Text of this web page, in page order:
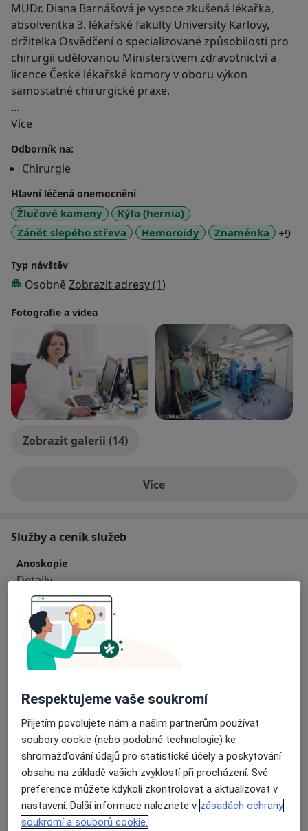
MUDr. Diana Barnášová je vysoce zkušená lékařka,
absolventka 3. lékařské fakulty University Karlovy,
držitelka Osvědčení o specializované způsobilosti pro
chirurgii udělovanou Ministerstvem zdravotnictví a
licence České lékařské komory v oboru výkon
samostatné chirurgické praxe.
Od roku 2004 pracuje jako samostatná lékařka na
klinice jednodenní chirurgie Palas Athena se
specializací na laparoskopické operace, kterých
provádí více než 300 ročně. Díky tomuto množství a
díky skutečnosti, že má minimální % komplikací při a
po operaci je klienty vyhledávána stále častěji.
Více
Odborník na:
Chirurgie
Hlavní léčená onemocnění
Žlučové kameny
Kýla (hernia)
Zánět slepého střeva
Hemoroidy Znaménka +9
Typ návštěv
Osobně Zobrazit adresy (1)
Fotografie a videa
Zobrazit galerii (14)
Víceo zkušenostech
Služby a ceník služeb
Anoskopie
Detaily
Laparoskopická operace kýly
Detaily
Laparoskopická operace slepého střeva
Laparoskopické odstranění žlučníku
Detaily
Odstranění bradavice
Detaily
Respektujeme vaše soukromí
Přijetím povolujete nám a našim partnerům používat
soubory cookie (nebo podobné technologie) ke
shromažďování údajů pro statistické účely a poskytování
obsahu na základě vašich zvyklostí při procházení. Své
preference můžete kdykoli zkontrolovat a aktualizovat v
nastavení. Další informace naleznete v zásadách ochrany
soukromí a souborů cookie.